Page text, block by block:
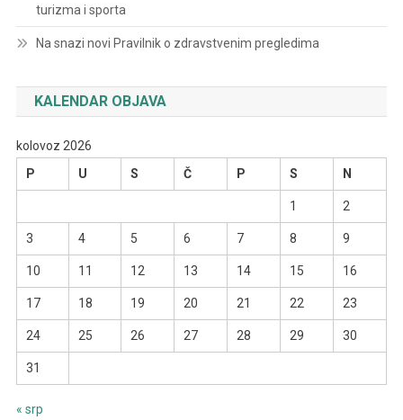
turizma i sporta
Na snazi novi Pravilnik o zdravstvenim pregledima
KALENDAR OBJAVA
kolovoz 2026
P
U S Č P S N
1 2
3 4 5 6 7 8 9
10 11 12 13 14 15 16
17 18 19 20 21 22 23
24 25 26 27 28 29 30
31
« srp